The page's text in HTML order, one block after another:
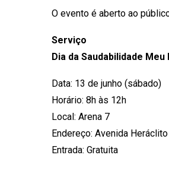
O evento é aberto ao
Serviço
Dia da Saudabilidade Meu
Data: 13 de junho (sábado)
Horário: 8h às 12h
Local: Arena 7
Endereço: Avenida
Entrada: Gratuita